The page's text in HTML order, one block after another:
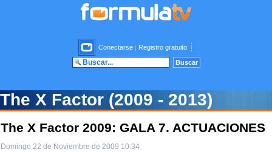
Conectarse | Registro gratuito
The X Factor (2009 - 2013)
The X Factor 2009: GALA 7. ACTUACIONES
Domingo 22 de Noviembre de 2009 10:34